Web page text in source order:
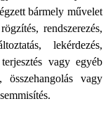
bármely művelet
rendszerezés,
lekérdezés,
vagy egyéb
vagy